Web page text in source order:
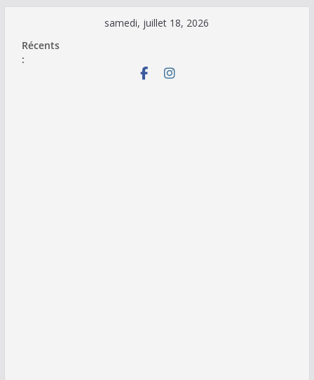
contenu
samedi, juillet 18, 2026
Récents
: